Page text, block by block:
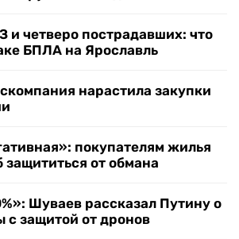
и четверо пострадавших: что
БПЛА на Ярославль
нарастила закупки
покупателям жилья
защититься от обмана
Шуваев рассказал Путину о
защитой от дронов